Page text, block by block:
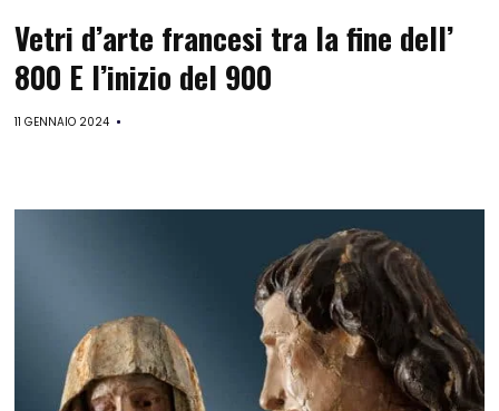
Vetri d’arte francesi tra la fine dell’
800 E l’inizio del 900
11 GENNAIO 2024